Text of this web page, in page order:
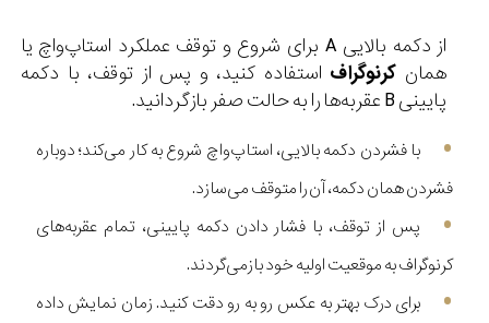
از دکمه بالایی A برای شروع و توقف عملکرد استاپ‌واچ یا
همان کرنوگراف استفاده کنید، و پس از توقف، با دکمه
پایینی B عقربه‌ها را به حالت صفر بازگردانید.
با فشردن دکمه بالایی، استاپ‌واچ شروع به کار می‌کند؛ دوباره
فشردن همان دکمه، آن را متوقف می‌سازد.
پس از توقف، با فشار دادن دکمه پایینی، تمام عقربه‌های
کرنوگراف به موقعیت اولیه خود بازمی‌گردند.
برای درک بهتر به عکس رو به رو دقت کنید. زمان نمایش داده